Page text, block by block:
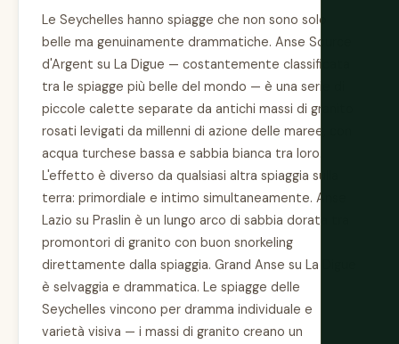
Le Seychelles hanno spiagge che non sono solo
belle ma genuinamente drammatiche. Anse Source
d'Argent su La Digue — costantemente classificata
tra le spiagge più belle del mondo — è una serie di
piccole calette separate da antichi massi di granito
rosati levigati da millenni di azione delle maree, con
acqua turchese bassa e sabbia bianca tra loro.
L'effetto è diverso da qualsiasi altra spiaggia sulla
terra: primordiale e intimo simultaneamente. Anse
Lazio su Praslin è un lungo arco di sabbia dorata tra
promontori di granito con buon snorkeling
direttamente dalla spiaggia. Grand Anse su La Digue
è selvaggia e drammatica. Le spiagge delle
Seychelles vincono per dramma individuale e
varietà visiva — i massi di granito creano un